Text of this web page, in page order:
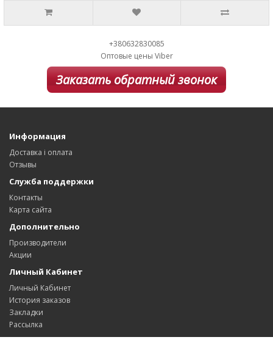
+380632830085
Оптовые цены Viber
Заказать обратный звонок
Информация
Доставка і оплата
Отзывы
Служба поддержки
Контакты
Карта сайта
Дополнительно
Производители
Акции
Личный Кабинет
Личный Кабинет
История заказов
Закладки
Рассылка